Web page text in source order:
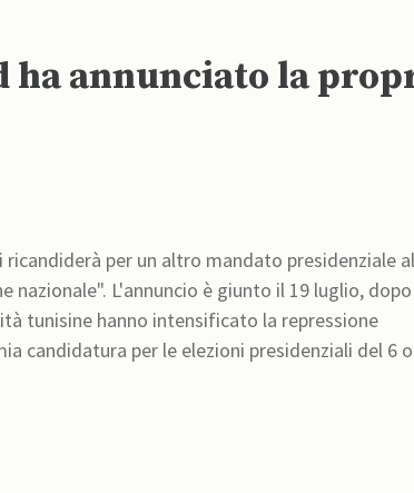
ha annunciato la
per un altro mandato presidenziale
L'annuncio è giunto il 19 luglio, dopo
tunisine hanno intensificato la repressione
candidatura per le elezioni presidenziali del 6